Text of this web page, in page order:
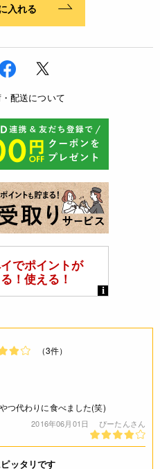
入れる
配送について
（3件）
つ代わりに食べました(笑)
2016年06月01日 ぴーたんさん
ッタリです